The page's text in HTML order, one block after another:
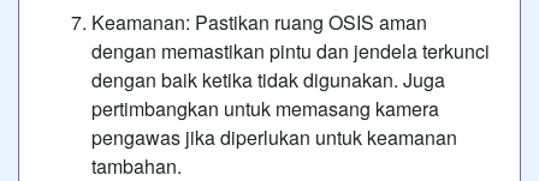
Keamanan: Pastikan ruang OSIS aman
dengan memastikan pintu dan jendela terkunci
dengan baik ketika tidak digunakan. Juga
pertimbangkan untuk memasang kamera
pengawas jika diperlukan untuk keamanan
tambahan.